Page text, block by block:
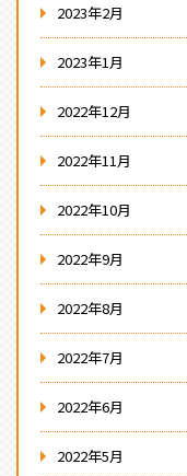
2023年2月
2023年1月
2022年12月
2022年11月
2022年10月
2022年9月
2022年8月
2022年7月
2022年6月
2022年5月